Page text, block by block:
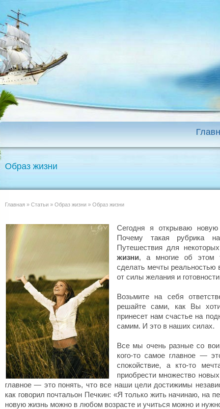
Образ жизни
Главная » Статьи » Образ жизни » Образ жизни
Сегодня я открываю
Почему такая рубрика
Путешествия для
жизни, а многие об этом
сделать мечты реальностью
от силы желания и
Возьмите на себя
решайте сами, как Вы
принесет нам счастье на
самим. И это в наших силах.
Все мы очень разные со
кого-то самое главное —
спокойствие, а кто-то
приобрести множество
главное — это понять, что все наши цели достижимы
как говорил почтальон Печкин: «Я только жить начинаю, на
новую жизнь можно в любом возрасте и учиться можно и